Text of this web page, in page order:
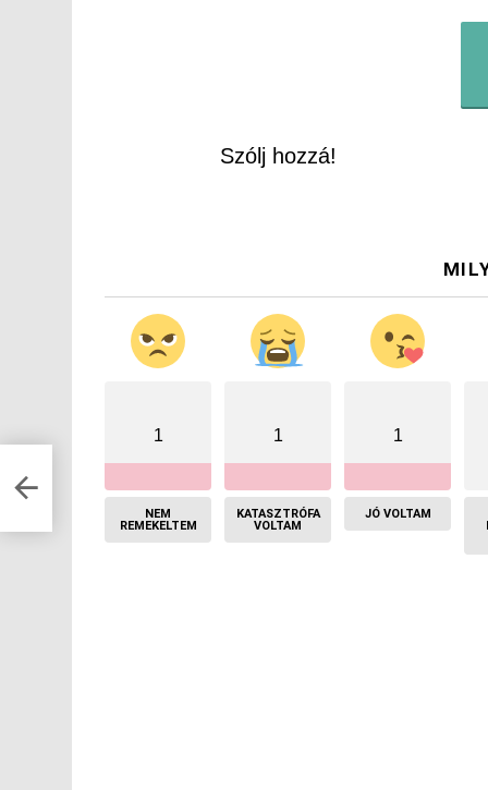
Szólj hozzá!
1
NEM
REMEKELTEM
1
KATASZTRÓFA
VOLTAM
1
JÓ VOLTAM